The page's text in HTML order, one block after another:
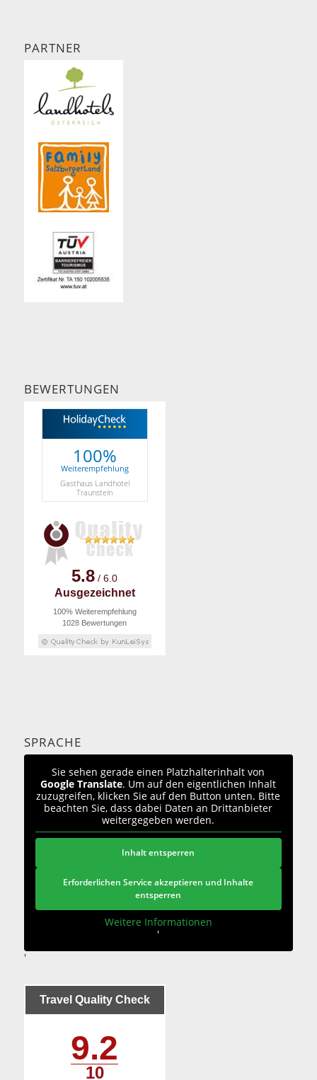
PARTNER
BEWERTUNGEN
100%
Weiterempfehlung
Gasthaus Landhotel
Traunstein
5.8 / 6.0
Ausgezeichnet
100% Weiterempfehlung
1028 Bewertungen
SPRACHE
Sie sehen gerade einen Platzhalterinhalt von
Google Translate. Um auf den eigentlichen Inhalt
zuzugreifen, klicken Sie auf den Button unten. Bitte
beachten Sie, dass dabei Daten an Drittanbieter
weitergegeben werden.
Inhalt entsperren
Erforderlichen Service akzeptieren und Inhalte
entsperren
Weitere Informationen
'
'
9.2
10
Travel Quality Check